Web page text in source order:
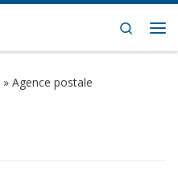
Search
» Agence postale